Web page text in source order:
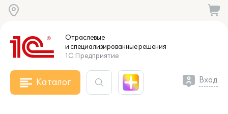
Отраслевые
и специализированныерешения
1С:Предприятие
Каталог Вход